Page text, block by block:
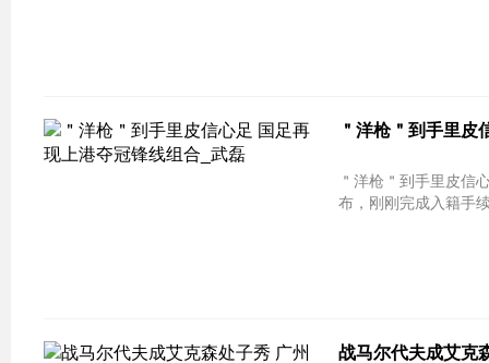
＂洋枪＂到手里皮
＂洋枪＂到手里皮信
布，刚刚完成入籍手
战马尔代夫成艾克